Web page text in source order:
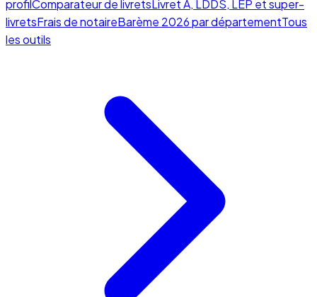
profilComparateur de livretsLivret A, LDDS, LEP et super-
livretsFrais de notaireBarème 2026 par départementTous
les outils